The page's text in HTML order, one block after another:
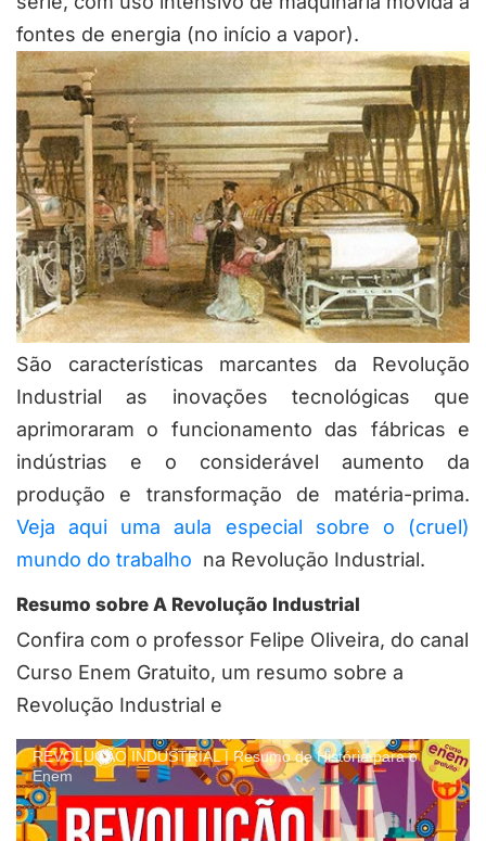
fontes de energia (no início a vapor).
São características marcantes da Revolução
Industrial as inovações tecnológicas que
aprimoraram o funcionamento das fábricas e
indústrias e o considerável aumento da
produção e transformação de matéria-prima.
Veja aqui uma aula especial sobre o (cruel)
mundo do trabalho na Revolução Industrial.
Resumo sobre A Revolução Industrial
Confira com o professor Felipe Oliveira, do canal
Curso Enem Gratuito, um resumo sobre a
Revolução Industrial e
REVOLUÇÃO INDUSTRIAL | Resumo de História para o
Enem